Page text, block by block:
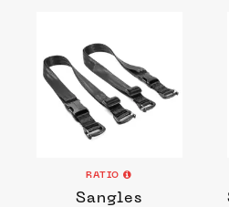
RATIO
Sangles